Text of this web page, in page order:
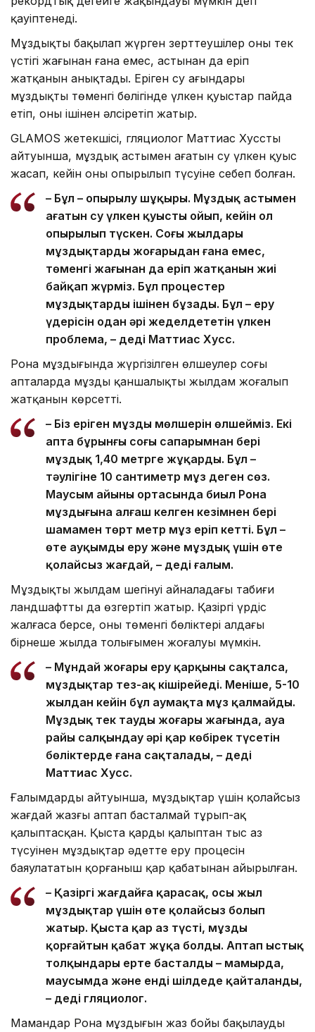
қауіптенеді.
Мұздықты бақылап жүрген зерттеушілер оның тек
үстіңгі жағынан ғана емес, астынан да еріп
жатқанын анықтады. Еріген су ағындары
мұздықтың төменгі бөлігінде үлкен қуыстар пайда
етіп, оны ішінен әлсіретіп жатыр.
GLAMOS жетекшісі, гляциолог Маттиас Хусстың
айтуынша, мұздық астымен ағатын су үлкен қуыс
жасап, кейін оның опырылып түсуіне себеп болған.
– Бұл – опырылу шұңқыры. Мұздық астымен
ағатын су үлкен қуысты ойып, кейін ол
опырылып түскен. Соңғы жылдары
мұздықтардың жоғарыдан ғана емес,
төменгі жағынан да еріп жатқанын жиі
байқап жүрміз. Бұл процестер
мұздықтарды ішінен бұзады. Бұл – еру
үдерісін одан әрі жеделдететін үлкен
проблема, – деді Маттиас Хусс.
Рона мұздығында жүргізілген өлшеулер соңғы
апталарда мұздың қаншалықты жылдам жоғалып
жатқанын көрсетті.
– Біз еріген мұздың мөлшерін өлшейміз. Екі
апта бұрынғы соңғы сапарымнан бері
мұздық 1,40 метрге жұқарды. Бұл –
тәулігіне 10 сантиметр мұз деген сөз.
Маусым айының ортасында биыл Рона
мұздығына алғаш келген кезімнен бері
шамамен төрт метр мұз еріп кетті. Бұл –
өте ауқымды еру және мұздық үшін өте
қолайсыз жағдай, – деді ғалым.
Мұздықтың жылдам шегінуі айналадағы табиғи
ландшафтты да өзгертіп жатыр. Қазіргі үрдіс
жалғаса берсе, оның төменгі бөліктері алдағы
бірнеше жылда толығымен жоғалуы мүмкін.
– Мұндай жоғары еру қарқыны сақталса,
мұздықтар тез-ақ кішірейеді. Меніңше, 5-10
жылдан кейін бұл аумақта мұз қалмайды.
Мұздық тек таудың жоғары жағында, ауа
райы салқындау әрі қар көбірек түсетін
бөліктерде ғана сақталады, – деді
Маттиас Хусс.
Ғалымдардың айтуынша, мұздықтар үшін қолайсыз
жағдай жазғы аптап басталмай тұрып-ақ
қалыптасқан. Қыста қардың қалыптан тыс аз
түсуінен мұздықтар әдетте еру процесін
баяулататын қорғаныш қар қабатынан айырылған.
– Қазіргі жағдайға қарасақ, осы жыл
мұздықтар үшін өте қолайсыз болып
жатыр. Қыста қар аз түсті, мұзды
қорғайтын қабат жұқа болды. Аптап ыстық
толқындары ерте басталды – мамырда,
маусымда және енді шілдеде қайталанды,
– деді гляциолог.
Мамандар Рона мұздығын жаз бойы бақылауды